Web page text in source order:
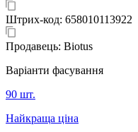
Штрих-код: 658010113922
Продавець: Biotus
Варіанти фасування
90 шт.
Найкраща ціна